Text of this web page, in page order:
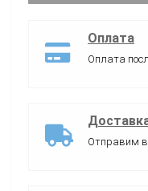
Оплата
Оплата
Отправим в